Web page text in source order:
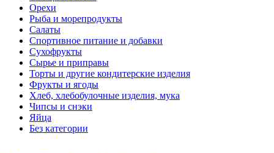
Орехи
Рыба и морепродукты
Салаты
Спортивное питание и добавки
Сухофрукты
Сырье и приправы
Торты и другие кондитерские изделия
Фрукты и ягоды
Хлеб, хлебобулочные изделия, мука
Чипсы и снэки
Яйца
Без категории